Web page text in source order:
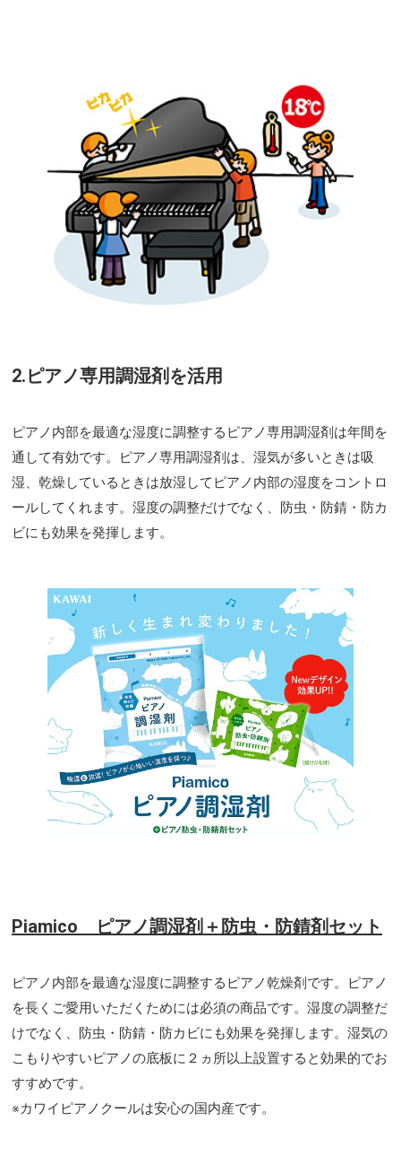
2.ピアノ専用調湿剤を活用
ピアノ内部を最適な湿度に調整するピアノ専用調湿剤は年間を
通して有効です。ピアノ専用調湿剤は、湿気が多いときは吸
湿、乾燥しているときは放湿してピアノ内部の湿度をコントロ
ールしてくれます。湿度の調整だけでなく、防虫・防錆・防カ
ビにも効果を発揮します。
Piamico ピアノ調湿剤＋防虫・防錆剤セット
ピアノ内部を最適な湿度に調整するピアノ乾燥剤です。ピアノ
を長くご愛用いただくためには必須の商品です。湿度の調整だ
けでなく、防虫・防錆・防カビにも効果を発揮します。湿気の
こもりやすいピアノの底板に２ヵ所以上設置すると効果的でお
すすめです。
※カワイピアノクールは安心の国内産です。